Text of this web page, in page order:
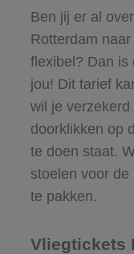
Ben jij er al
Rotterdam
flexibel? Dan is
jou! Dit tarief
wil je
doorklikken op
te doen staat.
stoelen voor
te pakken.
Vliegtickets